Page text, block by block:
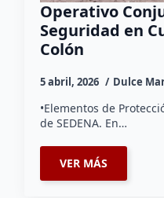
Operativo
Seguridad en
Colón
5 abril, 2026 Dulce
•Elementos de
de SEDENA. En…
VER MÁS